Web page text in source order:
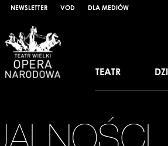
NEWSLETTER VOD DLA MEDIÓW
TEATR